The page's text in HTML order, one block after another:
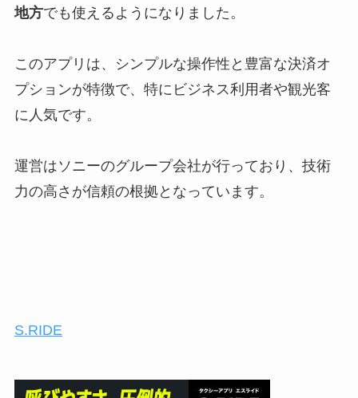
地方でも使えるようになりました。
このアプリは、シンプルな操作性と豊富な決済オ
プションが特徴で、特にビジネス利用者や観光客
に人気です。
運営はソニーのグループ会社が行っており、技術
力の高さが信頼の根拠となっています。
S.RIDE